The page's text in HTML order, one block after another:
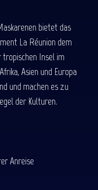
bietet das
La Réunion dem
tropischen Insel im
Asien und Europa
und machen es zu
der Kulturen.
Anreise